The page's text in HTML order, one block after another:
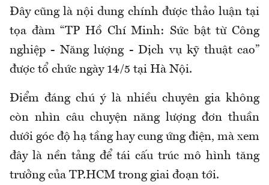
Đây cũng là nội dung chính được thảo luận tại
tọa đàm “TP Hồ Chí Minh: Sức bật từ Công
nghiệp - Năng lượng - Dịch vụ kỹ thuật cao”
được tổ chức ngày 14/5 tại Hà Nội.
Điểm đáng chú ý là nhiều chuyên gia không
còn nhìn câu chuyện năng lượng đơn thuần
dưới góc độ hạ tầng hay cung ứng điện, mà xem
đây là nền tảng để tái cấu trúc mô hình tăng
trưởng của TP.HCM trong giai đoạn tới.